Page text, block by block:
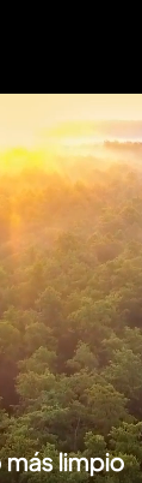
más limpio